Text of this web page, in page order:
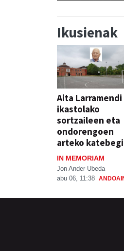
Ikusienak
Aita Larramendi
ikastolako
sortzaileen eta
ondorengoen
arteko
IN MEMORIAM
Jon Ander Ubeda
abu 06, 11:38